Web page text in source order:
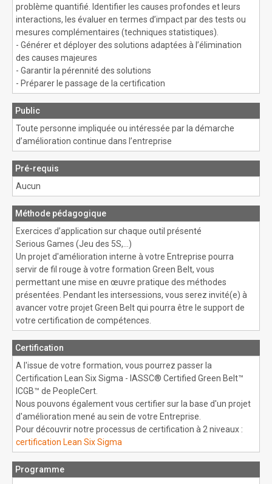
problème quantifié. Identifier les causes profondes et leurs
interactions, les évaluer en termes d’impact par des tests ou
mesures complémentaires (techniques statistiques).
- Générer et déployer des solutions adaptées à l’élimination
des causes majeures
- Garantir la pérennité des solutions
- Préparer le passage de la certification
Public
Toute personne impliquée ou intéressée par la démarche
d’amélioration continue dans l’entreprise
Pré-requis
Aucun
Méthode pédagogique
Exercices d’application sur chaque outil présenté
Serious Games (Jeu des 5S,…)
Un projet d'amélioration interne à votre Entreprise pourra
servir de fil rouge à votre formation Green Belt, vous
permettant une mise en œuvre pratique des méthodes
présentées. Pendant les intersessions, vous serez invité(e) à
avancer votre projet Green Belt qui pourra être le support de
votre certification de compétences.
Certification
A l'issue de votre formation, vous pourrez passer la
Certification Lean Six Sigma - IASSC® Certified Green Belt™
ICGB™ de PeopleCert.
Nous pouvons également vous certifier sur la base d'un projet
d'amélioration mené au sein de votre Entreprise.
Pour découvrir notre processus de certification à 2 niveaux :
certification Lean Six Sigma
Programme